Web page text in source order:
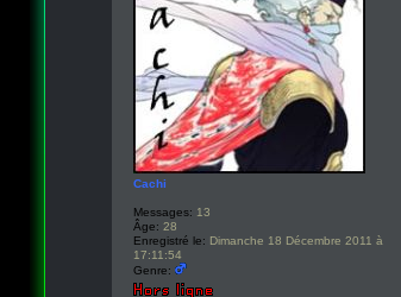
Cachi
Messages: 13
Âge: 28
Enregistré le: Dimanche 18 Décembre 2011 à
17:11:54
Genre: